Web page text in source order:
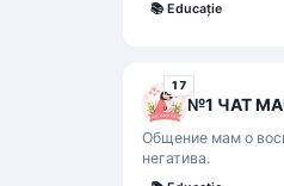
📚 Educație
17
Общение мам о
негатива.